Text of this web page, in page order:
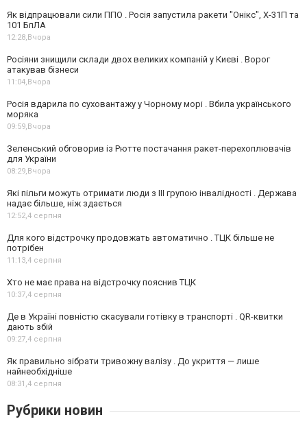
Як відпрацювали сили ППО . Росія запустила ракети "Онікс", Х-31П та
101 БпЛА
12:28, Вчора
Росіяни знищили склади двох великих компаній у Києві . Ворог
атакував бізнеси
11:04, Вчора
Росія вдарила по суховантажу у Чорному морі . Вбила українського
моряка
09:59, Вчора
Зеленський обговорив із Рютте постачання ракет-перехоплювачів
для України
08:29, Вчора
Які пільги можуть отримати люди з III групою інвалідності . Держава
надає більше, ніж здається
12:52,4 серпня
Для кого відстрочку продовжать автоматично . ТЦК більше не
потрібен
11:13,4 серпня
Хто не має права на відстрочку пояснив ТЦК
10:37,4 серпня
Де в Україні повністю скасували готівку в транспорті . QR-квитки
дають збій
09:27,4 серпня
Як правильно зібрати тривожну валізу . До укриття — лише
найнеобхідніше
08:31,4 серпня
Рубрики новин